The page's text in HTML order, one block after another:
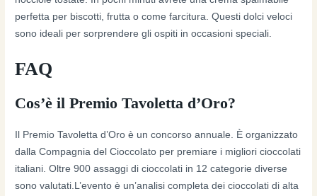
perfetta per biscotti, frutta o come farcitura. Questi dolci veloci
sono ideali per sorprendere gli ospiti in occasioni speciali.
FAQ
Cos’è il Premio Tavoletta d’Oro?
Il Premio Tavoletta d’Oro è un concorso annuale. È organizzato
dalla Compagnia del Cioccolato per premiare i migliori cioccolati
italiani. Oltre 900 assaggi di cioccolati in 12 categorie diverse
sono valutati.L’evento è un’analisi completa dei cioccolati di alta